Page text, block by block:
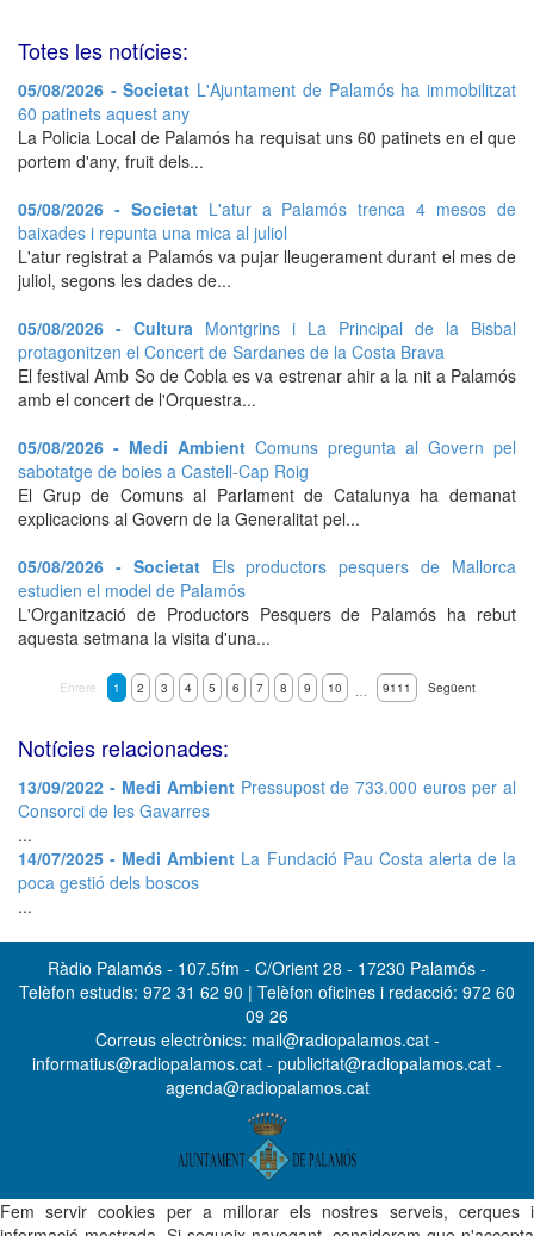
Totes les notícies:
05/08/2026 - Societat L'Ajuntament de Palamós ha immobilitzat
60 patinets aquest any
La Policia Local de Palamós ha requisat uns 60 patinets en el que
portem d'any, fruit dels...
05/08/2026 - Societat L'atur a Palamós trenca 4 mesos de
baixades i repunta una mica al juliol
L'atur registrat a Palamós va pujar lleugerament durant el mes de
juliol, segons les dades de...
05/08/2026 - Cultura Montgrins i La Principal de la Bisbal
protagonitzen el Concert de Sardanes de la Costa Brava
El festival Amb So de Cobla es va estrenar ahir a la nit a Palamós
amb el concert de l'Orquestra...
05/08/2026 - Medi Ambient Comuns pregunta al Govern pel
sabotatge de boies a Castell-Cap Roig
El Grup de Comuns al Parlament de Catalunya ha demanat
explicacions al Govern de la Generalitat pel...
05/08/2026 - Societat Els productors pesquers de Mallorca
estudien el model de Palamós
L'Organització de Productors Pesquers de Palamós ha rebut
aquesta setmana la visita d'una...
Enrere 1 2 3 4 5 6 7 8 9 10 … 9111 Següent
Notícies relacionades:
13/09/2022 - Medi AmbientPressupost de 733.000 euros per al
Consorci de les Gavarres
...
14/07/2025 - Medi Ambient La Fundació Pau Costa alerta de la
poca gestió dels boscos
...
Ràdio Palamós - 107.5fm - C/Orient 28 - 17230 Palamós -
Telèfon estudis: 972 31 62 90 | Telèfon oficines i redacció: 972 60
09 26
Correus electrònics: mail@radiopalamos.cat -
informatius@radiopalamos.cat - publicitat@radiopalamos.cat -
agenda@radiopalamos.cat
Fem servir cookies per a millorar els nostres serveis, cerques i